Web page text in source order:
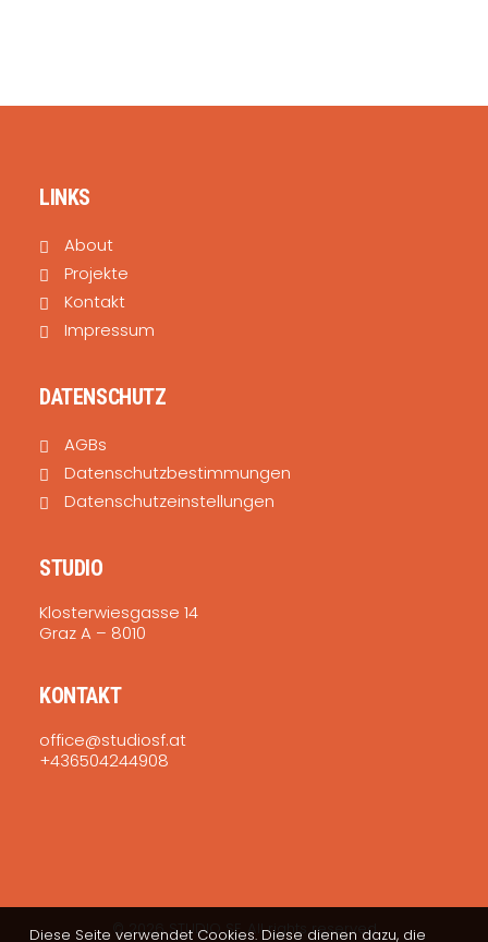
LINKS
About
Projekte
Kontakt
Impressum
DATENSCHUTZ
AGBs
Datenschutzbestimmungen
Datenschutzeinstellungen
STUDIO
Klosterwiesgasse 14
Graz A – 8010
KONTAKT
office@studiosf.at
+436504244908
© 2026 STUDIO SF. All rights reserved
Diese Seite verwendet Cookies. Diese dienen dazu, die